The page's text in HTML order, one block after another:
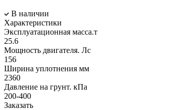
В наличии
Характеристики
Эксплуатационная масса.т
25.6
Мощность двигателя. Лс
156
Ширина уплотнения мм
2360
Давление на грунт. кПа
200-400
Заказать